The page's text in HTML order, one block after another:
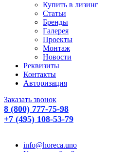
Купить в лизинг
Статьи
Бренды
Галерея
Проекты
Монтаж
Новости
Реквизиты
Контакты
Авторизация
Заказать звонок
8 (800) 777-75-98
+7 (495) 108-53-79
info@horeca.uno